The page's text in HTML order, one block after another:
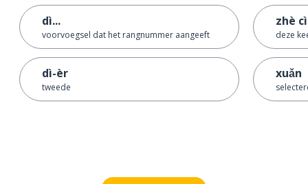
dì...
voorvoegsel dat het rangnummer aangeeft
dì-èr
tweede
zhè cì
deze
xuǎn